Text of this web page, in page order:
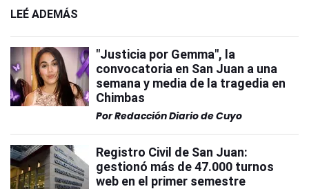
LEÉ ADEMÁS
"Justicia por Gemma", la
convocatoria en San Juan a una
semana y media de la tragedia en
Chimbas
PorRedacción Diario de Cuyo
Registro Civil de San Juan:
gestionó más de 47.000 turnos
web en el primer semestre